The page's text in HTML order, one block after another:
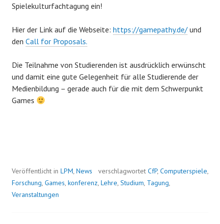
Spielekulturfachtagung ein!
Hier der Link auf die Webseite: https://gamepathy.de/ und
den Call for Proposals.
Die Teilnahme von Studierenden ist ausdrücklich erwünscht
und damit eine gute Gelegenheit für alle Studierende der
Medienbildung – gerade auch für die mit dem Schwerpunkt
Games
Veröffentlicht in LPM, News verschlagwortet CfP, Computerspiele,
Forschung, Games, konferenz, Lehre, Studium, Tagung,
Veranstaltungen